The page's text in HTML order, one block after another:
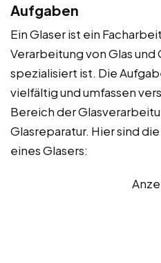
Aufgaben
Ein Glaser ist ein
Verarbeitung von Glas
spezialisiert ist. Die
vielfältig und umfassen
Bereich der
Glasreparatur. Hier sind
eines Glasers: